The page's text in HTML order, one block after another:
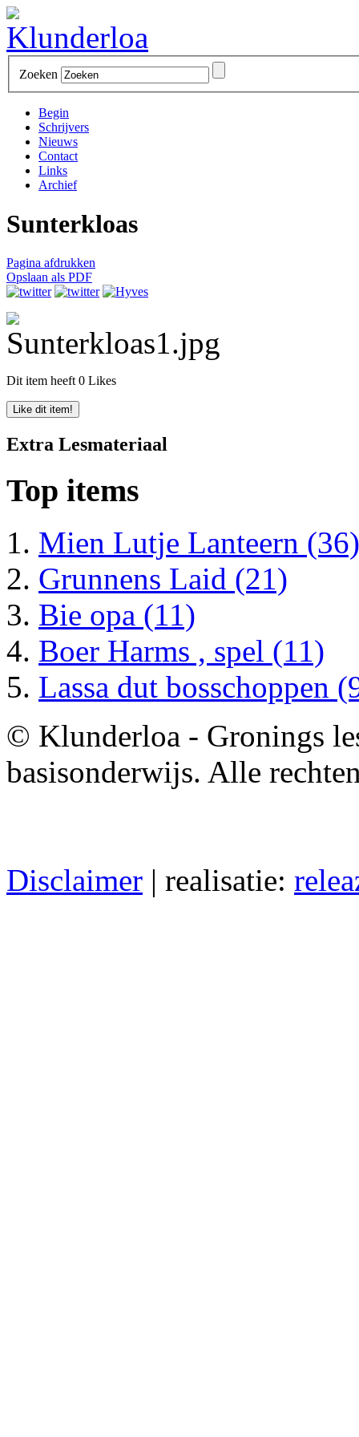
Zoeken
Begin
Schrijvers
Nieuws
Contact
Links
Archief
Sunterkloas
Pagina afdrukken
Opslaan als PDF
Dit item heeft 0 Likes
Extra Lesmateriaal
Top items
Mien Lutje Lanteern (36)
Grunnens Laid (21)
Bie opa (11)
Boer Harms , spel (11)
Lassa dut bosschoppen
© Klunderloa - Gronings
basisonderwijs. Alle
Disclaimer | realisatie: